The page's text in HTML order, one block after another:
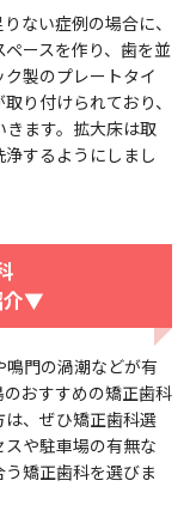
ない症例の場合に、
ースを作り、歯を並
製のプレートタイ
り付けられており、
ます。拡大床は取
するようにしまし
介▼
門の渦潮などが有
おすすめの矯正歯科
、ぜひ矯正歯科選
や駐車場の有無な
矯正歯科を選びま